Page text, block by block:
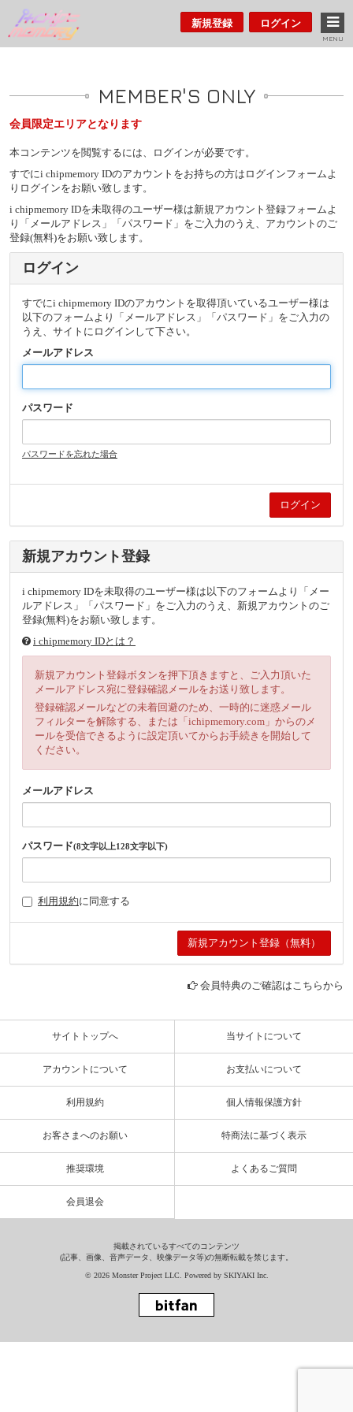
新規登録 ログイン
MENU
MEMBER'S ONLY
会員限定エリアとなります
本コンテンツを閲覧するには、ログインが必要です。
すでにi chipmemory IDのアカウントをお持ちの方はログインフォームよ
りログインをお願い致します。
i chipmemory IDを未取得のユーザー様は新規アカウント登録フォームよ
り「メールアドレス」「パスワード」をご入力のうえ、アカウントのご
登録(無料)をお願い致します。
ログイン
すでにi chipmemory IDのアカウントを取得頂いているユーザー様は
以下のフォームより「メールアドレス」「パスワード」をご入力の
うえ、サイトにログインして下さい。
メールアドレス
パスワード
パスワードを忘れた場合
新規アカウント登録
i chipmemory IDを未取得のユーザー様は以下のフォームより「メー
ルアドレス」「パスワード」をご入力のうえ、新規アカウントのご
登録(無料)をお願い致します。
i chipmemory IDとは？
新規アカウント登録ボタンを押下頂きますと、ご入力頂いた
メールアドレス宛に登録確認メールをお送り致します。
登録確認メールなどの未着回避のため、一時的に迷惑メール
フィルターを解除する、または「ichipmemory.com」からのメ
ールを受信できるように設定頂いてからお手続きを開始して
ください。
メールアドレス
パスワード(8文字以上128文字以下)
利用規約に同意する
会員特典のご確認はこちらから
サイトトップへ 当サイトについて
アカウントについて お支払いについて
利用規約 個人情報保護方針
お客さまへのお願い 特商法に基づく表示
推奨環境 よくあるご質問
会員退会
掲載されているすべてのコンテンツ
(記事、画像、音声データ、映像データ等)の無断転載を禁じます。
© 2026 Monster Project LLC. Powered by SKIYAKI Inc.